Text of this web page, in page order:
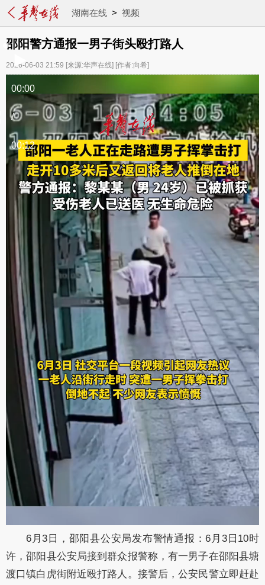
湖南在线> 视频
邵阳警方通报一男子街头殴打路人
2026-06-03 21:59 [来源:华声在线] [作者:向希]
00:00
/
00:12
6月3日，邵阳县公安局发布警情通报：6月3日10时
许，邵阳县公安局接到群众报警称，有一男子在邵阳县塘
渡口镇白虎街附近殴打路人。接警后，公安民警立即赶赴